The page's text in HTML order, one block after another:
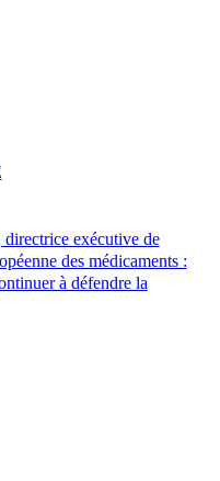
exécutive de
des médicaments :
à défendre la